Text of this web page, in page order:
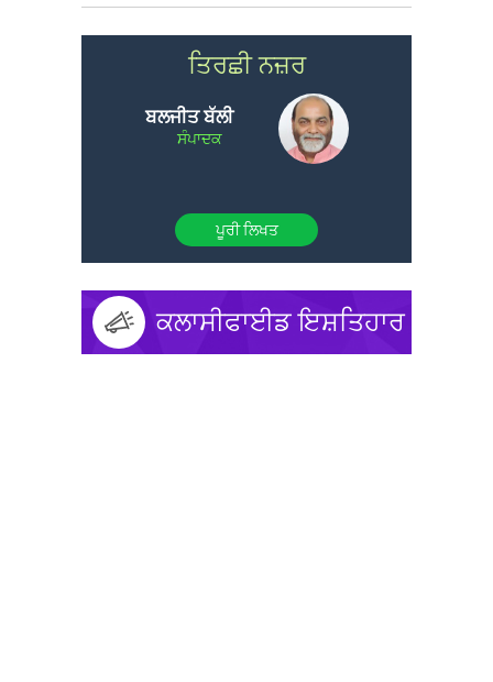
ਤਿਰਛੀ ਨਜ਼ਰ
ਬਲਜੀਤ ਬੱਲੀ
ਸੰਪਾਦਕ
ਪੂਰੀ ਲਿਖਤ
ਕਲਾਸੀਫਾਈਡ ਇਸ਼ਤਿਹਾਰ